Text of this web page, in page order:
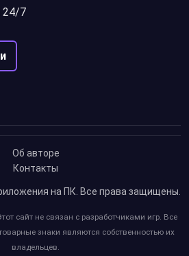
24/7
Об авторе
Контакты
на ПК. Все права защищены.
сайт не связан с разработчиками игр. Все
знаки являются собственностью их
владельцев.